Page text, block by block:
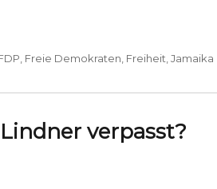
Freie Demokraten Freiheit ,Jamaika
verpasst?